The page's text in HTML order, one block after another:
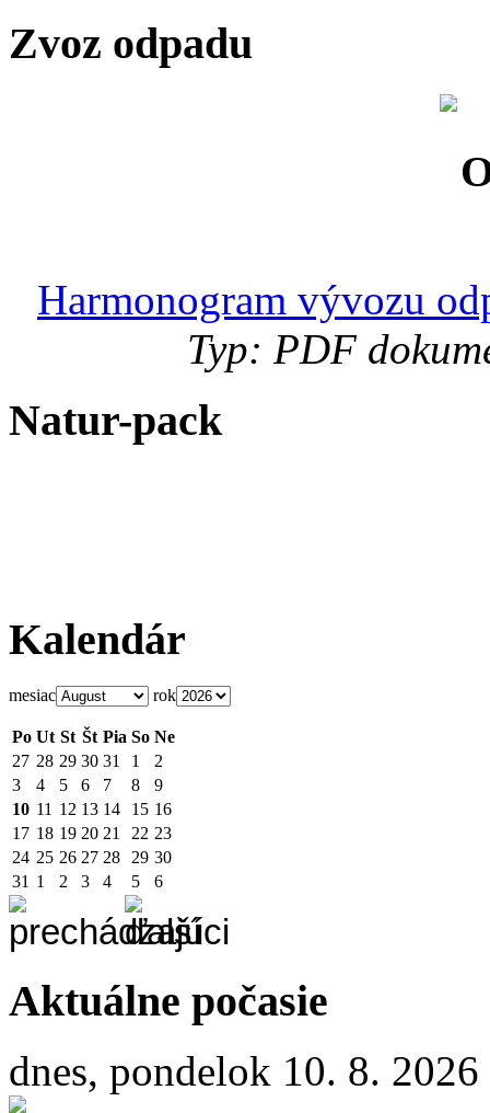
Zvoz odpadu
Harmonogram vývozu
Typ: PDF
Natur-pack
Kalendár
mesiac rok
Po Ut St Št Pia So Ne
27 28 29 30 31 1
2
3
4 5 6 7 8
9
10 11 12 13 14 15 16
17 18 19 20 21 22 23
24 25 26 27 28 29 30
31 1 2 3 4 5 6
Aktuálne počasie
dnes, pondelok 10. 8. 2026